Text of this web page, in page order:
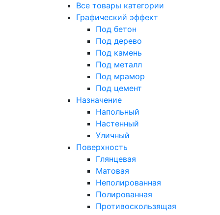
Все товары категории
Графический эффект
Под бетон
Под дерево
Под камень
Под металл
Под мрамор
Под цемент
Назначение
Напольный
Настенный
Уличный
Поверхность
Глянцевая
Матовая
Неполированная
Полированная
Противоскользящая